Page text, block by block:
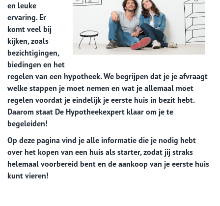
en leuke
ervaring. Er
komt veel bij
kijken, zoals
bezichtigingen,
biedingen en het
regelen van een hypotheek. We begrijpen dat je je afvraagt
welke stappen je moet nemen en wat je allemaal moet
regelen voordat je eindelijk je eerste huis in bezit hebt.
Daarom staat De Hypotheekexpert klaar om je te
begeleiden!
Op deze pagina vind je alle informatie die je nodig hebt
over het kopen van een huis als starter, zodat jij straks
helemaal voorbereid bent en de aankoop van je eerste huis
kunt vieren!